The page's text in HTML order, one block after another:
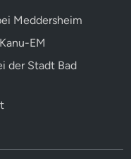
Meddersheim
EM
der Stadt Bad